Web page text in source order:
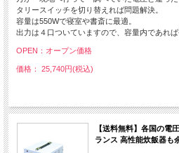
タリースイッチを切り替えれば問題解決。
容量は550Wで寝室や書斎に最適。
出力は４口ついていますので、容量内であれ
OPEN：オープン価格
価格： 25,740円(税込)
【送料無料】各国の電
ランス 高性能炊飯器も